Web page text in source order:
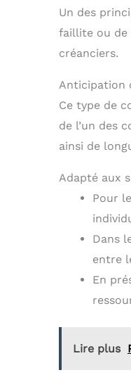
Un des
faillite ou de
créanciers.
Anticipation
Ce type de
de l’un des
ainsi de
Adapté aux
Pour
Dans
entre
En
Lire plus